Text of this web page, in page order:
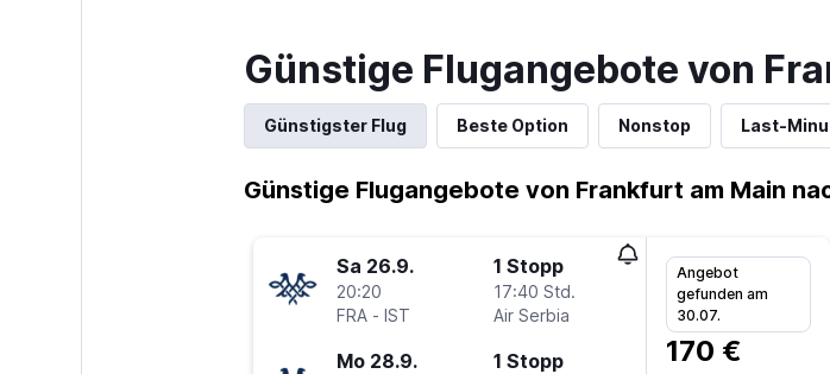
Günstige Flugangebote von
Günstigster Flug Beste Option Nonstop Last-
Günstige Flugangebote von Frankfurt am Main
Sa 26.9.
20:20
FRA- IST
1 Stopp
17:40 Std.
Air Serbia
Mo 28.9. 1 Stopp
Angebot
gefunden am
30.07.
170 €